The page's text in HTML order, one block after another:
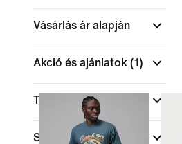
Vásárlás ár alapján
Akció és ajánlatok (1)
Termékkedvezmények
Szín